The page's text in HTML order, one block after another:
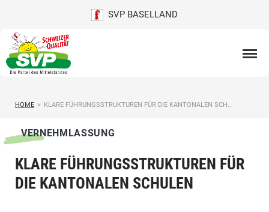
SVP BASELLAND
HOME > KLARE FÜHRUNGSSTRUKTUREN FÜR DIE KANTONALEN SCH...
VERNEHMLASSUNG
KLARE FÜHRUNGSSTRUKTUREN FÜR
DIE KANTONALEN SCHULEN